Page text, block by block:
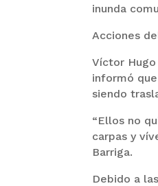
inunda
Acciones
Víctor
informó
siendo
“Ellos no
carpas y
Barriga.
Debido a